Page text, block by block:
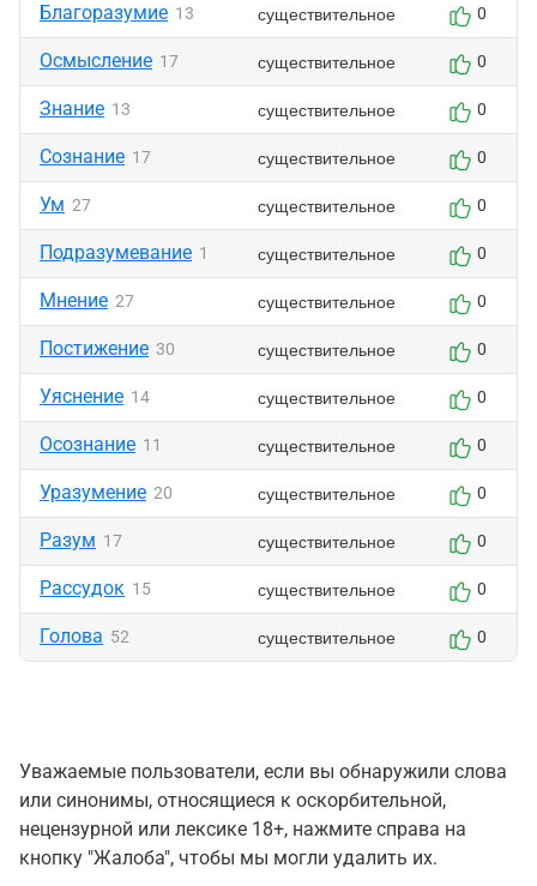
Благоразумие 13 существительное 0
Осмысление 17 существительное 0
Знание 13 существительное 0
Сознание 17 существительное 0
Ум 27 существительное 0
Подразумевание 1 существительное 0
Мнение 27 существительное 0
Постижение 30 существительное 0
Уяснение 14 существительное 0
Осознание 11 существительное 0
Уразумение 20 существительное 0
Разум 17 существительное 0
Рассудок 15 существительное 0
Голова 52 существительное 0
Уважаемые пользователи, если вы обнаружили слова
или синонимы, относящиеся к оскорбительной,
нецензурной или лексике 18+, нажмите справа на
кнопку "Жалоба", чтобы мы могли удалить их.